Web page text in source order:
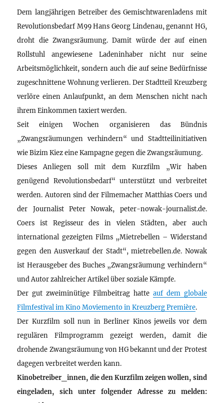
Dem langjährigen Betreiber des Gemischtwarenladens mit
Revolutionsbedarf M99 Hans Georg Lindenau, genannt HG,
droht die Zwangsräumung. Damit würde der auf einen
Rollstuhl angewiesene Ladeninhaber nicht nur seine
Arbeitsmöglichkeit, sondern auch die auf seine Bedürfnisse
zugeschnittene Wohnung verlieren. Der Stadtteil Kreuzberg
verlöre einen Anlaufpunkt, an dem Menschen nicht nach
ihrem Einkommen taxiert werden.
Seit einigen Wochen organisieren das Bündnis
„Zwangsräumungen verhindern“ und Stadtteilinitiativen
wie Bizim Kiez eine Kampagne gegen die Zwangsräumung.
Dieses Anliegen soll mit dem Kurzfilm „Wir haben
genügend Revolutionsbedarf“ unterstützt und verbreitet
werden. Autoren sind der Filmemacher Matthias Coers und
der Journalist Peter Nowak, peter-nowak-journalist.de.
Coers ist Regisseur des in vielen Städten, aber auch
international gezeigten Films „Mietrebellen – Widerstand
gegen den Ausverkauf der Stadt“, mietrebellen.de. Nowak
ist Herausgeber des Buches „Zwangsräumung verhindern“
und Autor zahlreicher Artikel über soziale Kämpfe.
Der gut zweiminütige Filmbeitrag hatte auf dem globale
Filmfestival im Kino Moviemento in Kreuzberg Première.
Der Kurzfilm soll nun in Berliner Kinos jeweils vor dem
regulären Filmprogramm gezeigt werden, damit die
drohende Zwangsräumung von HG bekannt und der Protest
dagegen verbreitet werden kann.
Kinobetreiber_innen, die den Kurzfilm zeigen wollen, sind
eingeladen, sich unter folgender Adresse zu melden: